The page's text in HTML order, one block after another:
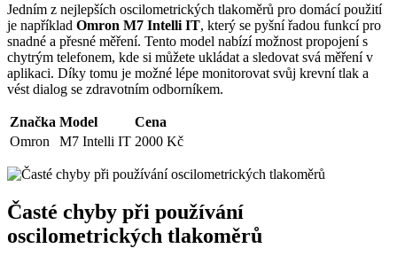
Jedním z nejlepších oscilometrických tlakoměrů pro domácí použití
je například Omron M7 Intelli IT, který se pyšní řadou funkcí pro
snadné a přesné měření. Tento model nabízí možnost propojení s
chytrým telefonem, kde si můžete ukládat a sledovat svá měření v
aplikaci. Díky tomu je možné lépe monitorovat svůj krevní tlak a
vést dialog se zdravotním odborníkem.
Značka Model
Cena
Omron
M7 Intelli IT 2000 Kč
Časté chyby při používání
oscilometrických tlakoměrů